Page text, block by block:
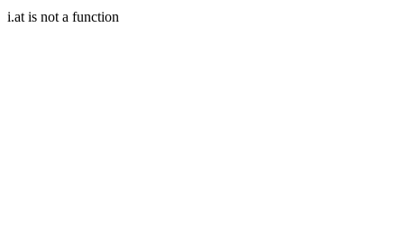
i.at is not a function